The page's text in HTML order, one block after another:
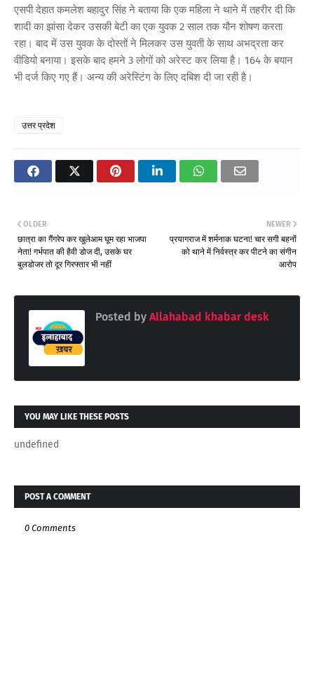
एसपी देहात कमलेश बहादुर सिंह ने बताया कि एक महिला ने थाने में तहरीर दी कि
शादी का झांसा देकर उसकी बेटी का एक युवक 2 साल तक यौन शोषण करता
रहा। बाद में उस युवक के दोस्तों ने मिलकर उस युवती के साथ अभद्रता कर
वीडियो बनाया। इसके बाद हमने 3 लोगों को अरेस्ट कर लिया है। 164 के बयान
भी दर्ज किए गए हैं। अन्य की अरेस्टिंग के लिए दबिश दी जा रही है।
उत्तर प्रदेश
NEWER
प्रयागराज में शर्मनाक घटना! चार सगी बहनों
को थाने में निर्वस्त्र कर पीटने का संगीन
आरोप
OLDER
छात्रा का गैंगरेप कर खुलेआम घूम रहा भाजपा
नेता! गर्भपात की हैवी डोज दी, उसके घर
बुलडोजर तो दूर गिरफ्तार भी नहीं
Posted by Allahabad khabar desk
YOU MAY LIKE THESE POSTS
undefined
POST A COMMENT
0 Comments